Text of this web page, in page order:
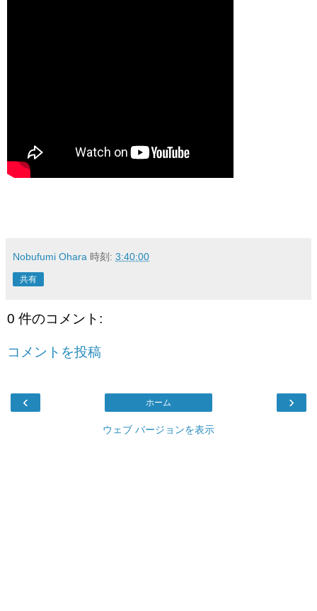
Nobufumi Ohara 時刻: 3:40:00
共有
0 件のコメント:
コメントを投稿
‹ ›
ホーム
ウェブ バージョンを表示